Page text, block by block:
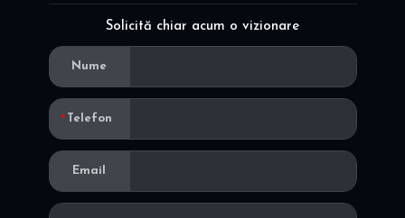
Solicită chiar acum o vizionare
Nume
Telefon
Email